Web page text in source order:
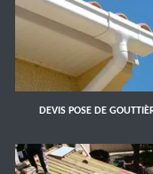
DEVIS POSE DE